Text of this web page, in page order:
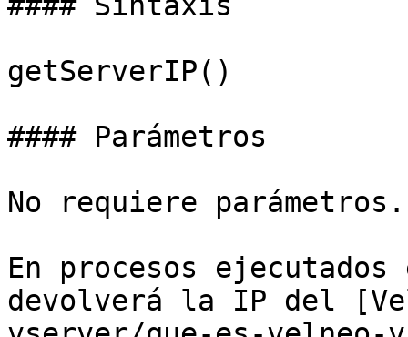
getServerIP()
#### Parámetros
No requiere parámetros.
En procesos
devolverá la IP del